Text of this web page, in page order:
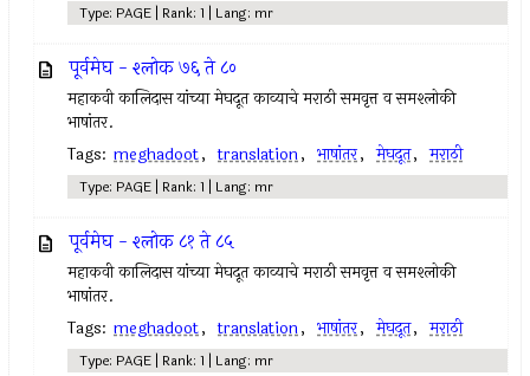
Type: PAGE | Rank: 1 | Lang: mr
पूर्वमेघ - श्लोक ७६ ते ८०
महाकवी कालिदास यांच्या मेघदूत काव्याचे मराठी समवृत्त व समश्लोकी
भाषांतर.
Tags: meghadoot, translation, भाषांतर, मेघदूत, मराठी
Type: PAGE | Rank: 1 | Lang: mr
पूर्वमेघ - श्लोक ८१ ते ८५
महाकवी कालिदास यांच्या मेघदूत काव्याचे मराठी समवृत्त व समश्लोकी
भाषांतर.
Tags: meghadoot, translation, भाषांतर, मेघदूत, मराठी
Type: PAGE | Rank: 1 | Lang: mr